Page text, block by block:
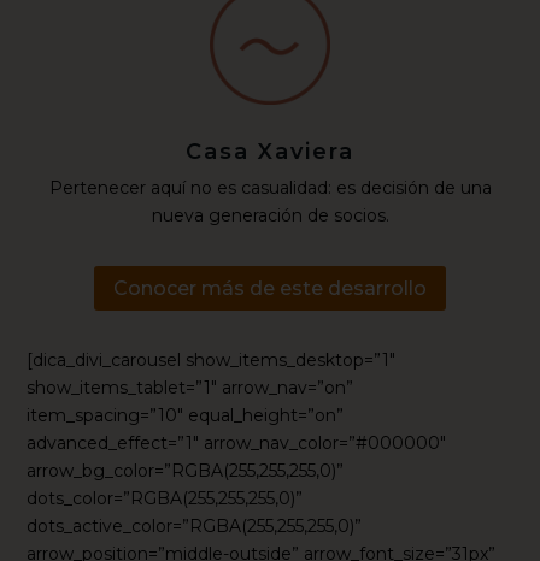
Casa Xaviera
Pertenecer aquí no es casualidad: es decisión de una
nueva generación de socios.
Conocer más de este desarrollo
[dica_divi_carousel show_items_desktop=”1″
show_items_tablet=”1″ arrow_nav=”on”
item_spacing=”10″ equal_height=”on”
advanced_effect=”1″ arrow_nav_color=”#000000″
arrow_bg_color=”RGBA(255,255,255,0)”
dots_color=”RGBA(255,255,255,0)”
dots_active_color=”RGBA(255,255,255,0)”
arrow_position=”middle-outside” arrow_font_size=”31px”